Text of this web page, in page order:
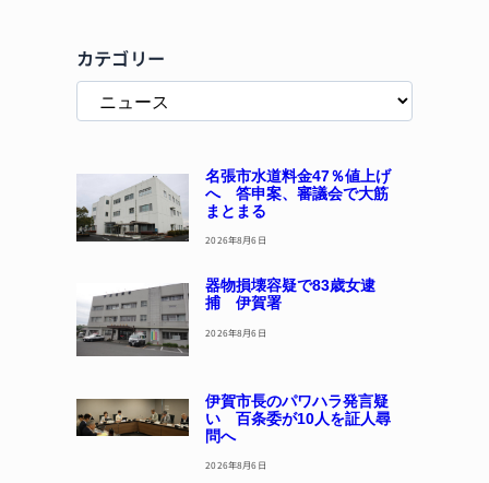
カテゴリー
名張市水道料金47％値上げ
へ 答申案、審議会で大筋
まとまる
2026年8月6日
器物損壊容疑で83歳女逮
捕 伊賀署
2026年8月6日
伊賀市長のパワハラ発言疑
い 百条委が10人を証人尋
問へ
2026年8月6日